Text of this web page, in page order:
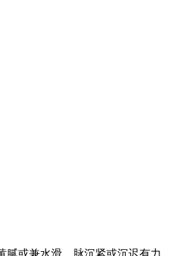
或兼水滑，脉沉紧或沉迟有力。